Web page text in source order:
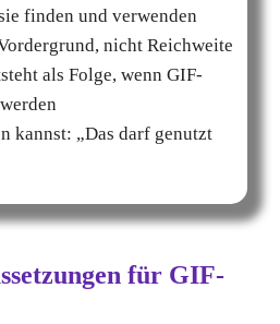
finden und verwenden
nicht Reichweite
als Folge, wenn GIF-
kannst: „Das darf genutzt
für GIF-